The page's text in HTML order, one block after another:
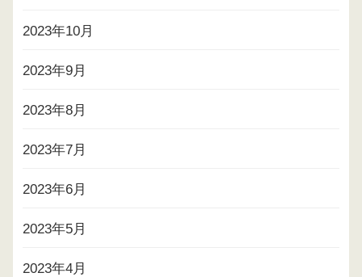
2023年10月
2023年9月
2023年8月
2023年7月
2023年6月
2023年5月
2023年4月